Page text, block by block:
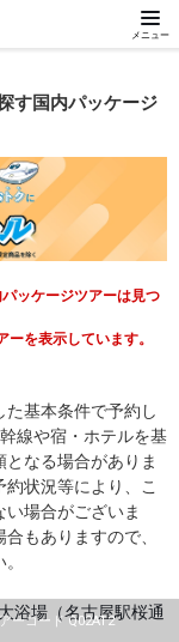
メニュー
す国内パッケージ
ッケージツアーは見つ
ーを表示しています。
基本条件で予約し
線や宿・ホテルを基
なる場合がありま
状況等により、こ
場合がございま
もありますので、
ーコード Q02AT2